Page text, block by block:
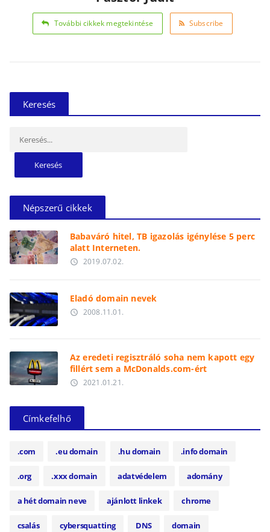
További cikkek megtekintése Subscribe
Keresés
Népszerű cikkek
Babaváró hitel, TB igazolás igénylése 5 perc
alatt Interneten.
access_time 2019.07.02.
Eladó domain nevek
access_time 2008.11.01.
Az eredeti regisztráló soha nem kapott egy
fillért sem a McDonalds.com-ért
access_time 2021.01.21.
Címkefelhő
.com .eu domain .hu domain .info domain
.org .xxx domain adatvédelem adomány
a hét domain neve ajánlott linkek chrome
csalás cybersquatting DNS domain